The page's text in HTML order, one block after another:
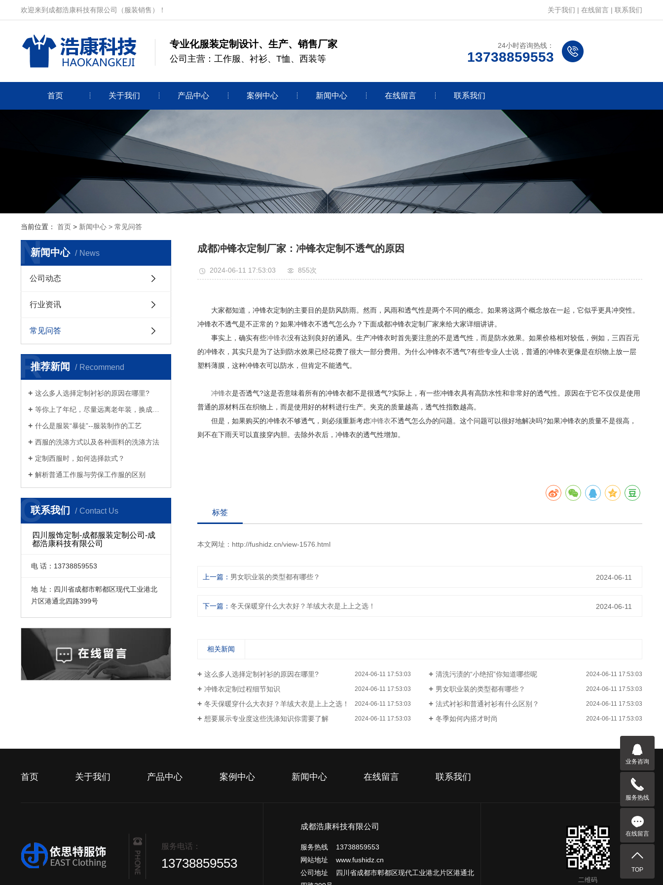
欢迎来到成都浩康科技有限公司（服装销售）！ 关于我们 | 在线留言 | 联系我们
专业化服装定制设计、生产、销售厂家
公司主营：工作服、衬衫、T恤、西装等
24小时咨询热线：
13738859553
首页 关于我们 产品中心 案例中心 新闻中心 在线留言 联系我们
当前位置： 首页 > 新闻中心 > 常见问答
新闻中心 News
N
公司动态
行业资讯
常见问答
推荐新闻 Recommend
R
这么多人选择定制衬衫的原因在哪里?
等你上了年纪，尽量远离老年装，换成白衬衫、浅西服和奶奶风衣吧
什么是服装“暴徒”--服装制作的工艺
西服的洗涤方式以及各种面料的洗涤方法
定制西服时，如何选择款式？
解析普通工作服与劳保工作服的区别
联系我们 Contact Us
C
四川服饰定制-成都服装定制公司-成
都浩康科技有限公司
电 话：13738859553
地 址：四川省成都市郫都区现代工业港北
片区港通北四路399号
成都冲锋衣定制厂家：冲锋衣定制不透气的原因
2024-06-11 17:53:03 855次
大家都知道，冲锋衣定制的主要目的是防风防雨。然而，风雨和透气性是两个不同的概念。如果将这两个概念放在一起，它似乎更具冲突性。
冲锋衣不透气是不正常的？如果冲锋衣不透气怎么办？下面成都冲锋衣定制厂家来给大家详细讲讲。
事实上，确实有些冲锋衣没有达到良好的通风。生产冲锋衣时首先要注意的不是透气性，而是防水效果。如果价格相对较低，例如，三四百元
的冲锋衣，其实只是为了达到防水效果已经花费了很大一部分费用。为什么冲锋衣不透气?有些专业人士说，普通的冲锋衣更像是在织物上放一层
塑料薄膜，这种冲锋衣可以防水，但肯定不能透气。
冲锋衣是否透气?这是否意味着所有的冲锋衣都不是很透气?实际上，有一些冲锋衣具有高防水性和非常好的透气性。原因在于它不仅仅是使用
普通的原材料压在织物上，而是使用好的材料进行生产。夹克的质量越高，透气性指数越高。
但是，如果购买的冲锋衣不够透气，则必须重新考虑冲锋衣不透气怎么办的问题。这个问题可以很好地解决吗?如果冲锋衣的质量不是很高，
则不在下雨天可以直接穿内胆。去除外衣后，冲锋衣的透气性增加。
标签
本文网址： http://fushidz.cn/view-1576.html
上一篇： 男女职业装的类型都有哪些？ 2024-06-11
下一篇： 冬天保暖穿什么大衣好？羊绒大衣是上上之选！ 2024-06-11
相关新闻
这么多人选择定制衬衫的原因在哪里? 2024-06-11 17:53:03 清洗污渍的“小绝招”你知道哪些呢 2024-06-11 17:53:03
冲锋衣定制过程细节知识 2024-06-11 17:53:03 男女职业装的类型都有哪些？ 2024-06-11 17:53:03
冬天保暖穿什么大衣好？羊绒大衣是上上之选！ 2024-06-11 17:53:03 法式衬衫和普通衬衫有什么区别？ 2024-06-11 17:53:03
想要展示专业度这些洗涤知识你需要了解 2024-06-11 17:53:03 冬季如何内搭才时尚 2024-06-11 17:53:03
首页 关于我们 产品中心 案例中心 新闻中心 在线留言 联系我们
服务电话：
13738859553
成都浩康科技有限公司
服务热线 13738859553
网站地址 www.fushidz.cn
公司地址 四川省成都市郫都区现代工业港北片区港通北
二维码
业务咨询
服务热线
在线留言
TOP